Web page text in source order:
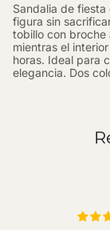
Sandalia de
figura sin
tobillo con broche
mientras el
horas. Ideal para
elegancia. Dos